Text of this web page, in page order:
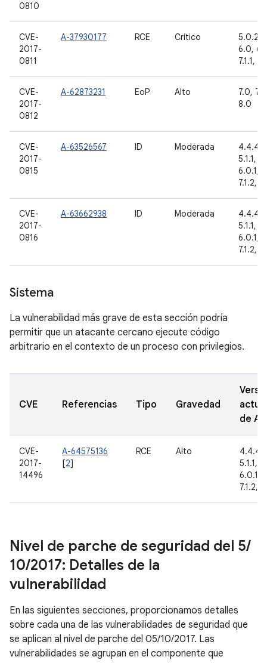
0810
CVE-
2017-
0811
A-37930177 RCE Crítico
5.0.2,
6.0,
7.1.1,
CVE-
2017-
0812
A-62873231 EoP Alto
7.0,
8.0
CVE-
2017-
0815
A-63526567 ID Moderada
4.4.4,
5.1.1,
6.0.1,
7.1.2,
CVE-
2017-
0816
A-63662938 ID Moderada
4.4.4,
5.1.1,
6.0.1,
7.1.2,
Sistema
La vulnerabilidad más grave de esta sección podría
permitir que un atacante cercano ejecute código
arbitrario en el contexto de un proceso con privilegios.
CVE Referencias Tipo Gravedad
de
CVE-
2017-
14496
A-64575136
[2]
RCE Alto
4.4.4,
5.1.1,
6.0.1,
7.1.2,
Nivel de parche de seguridad del 5/
10/2017: Detalles de la
vulnerabilidad
En las siguientes secciones, proporcionamos detalles
sobre cada una de las vulnerabilidades de seguridad que
se aplican al nivel de parche del 05/10/2017. Las
vulnerabilidades se agrupan en el componente que